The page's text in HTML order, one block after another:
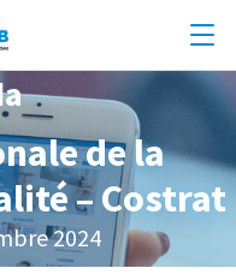
de la
– Costrat
2024